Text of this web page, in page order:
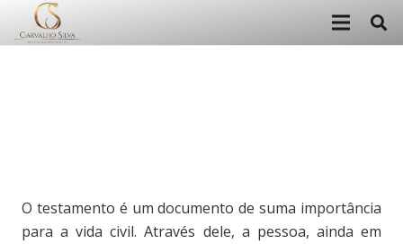
O testamento é um documento de suma importância
para a vida civil. Através dele, a pessoa, ainda em